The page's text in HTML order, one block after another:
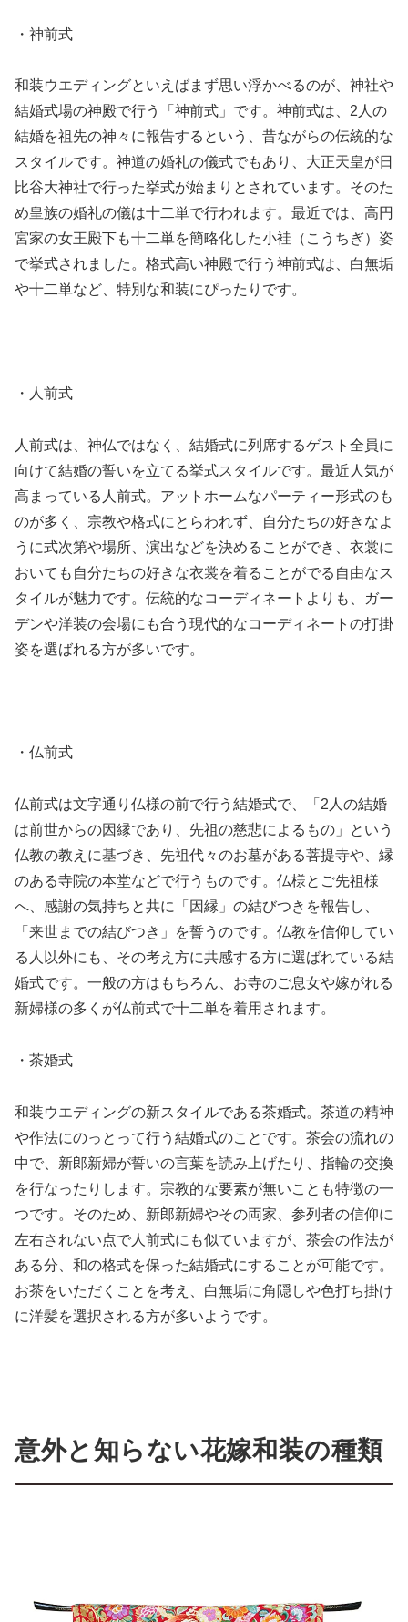
・神前式
和装ウエディングといえばまず思い浮かべるのが、神社や
結婚式場の神殿で行う「神前式」です。神前式は、2人の
結婚を祖先の神々に報告するという、昔ながらの伝統的な
スタイルです。神道の婚礼の儀式でもあり、大正天皇が日
比谷大神社で行った挙式が始まりとされています。そのた
め皇族の婚礼の儀は十二単で行われます。最近では、高円
宮家の女王殿下も十二単を簡略化した小袿（こうちぎ）姿
で挙式されました。格式高い神殿で行う神前式は、白無垢
や十二単など、特別な和装にぴったりです。
・人前式
人前式は、神仏ではなく、結婚式に列席するゲスト全員に
向けて結婚の誓いを立てる挙式スタイルです。最近人気が
高まっている人前式。アットホームなパーティー形式のも
のが多く、宗教や格式にとらわれず、自分たちの好きなよ
うに式次第や場所、演出などを決めることができ、衣裳に
おいても自分たちの好きな衣裳を着ることがでる自由なス
タイルが魅力です。伝統的なコーディネートよりも、ガー
デンや洋装の会場にも合う現代的なコーディネートの打掛
姿を選ばれる方が多いです。
・仏前式
仏前式は文字通り仏様の前で行う結婚式で、「2人の結婚
は前世からの因縁であり、先祖の慈悲によるもの」という
仏教の教えに基づき、先祖代々のお墓がある菩提寺や、縁
のある寺院の本堂などで行うものです。仏様とご先祖様
へ、感謝の気持ちと共に「因縁」の結びつきを報告し、
「来世までの結びつき」を誓うのです。仏教を信仰してい
る人以外にも、その考え方に共感する方に選ばれている結
婚式です。一般の方はもちろん、お寺のご息女や嫁がれる
新婦様の多くが仏前式で十二単を着用されます。
・茶婚式
和装ウエディングの新スタイルである茶婚式。茶道の精神
や作法にのっとって行う結婚式のことです。茶会の流れの
中で、新郎新婦が誓いの言葉を読み上げたり、指輪の交換
を行なったりします。宗教的な要素が無いことも特徴の一
つです。そのため、新郎新婦やその両家、参列者の信仰に
左右されない点で人前式にも似ていますが、茶会の作法が
ある分、和の格式を保った結婚式にすることが可能です。
お茶をいただくことを考え、白無垢に角隠しや色打ち掛け
に洋髪を選択される方が多いようです。
意外と知らない花嫁和装の種類